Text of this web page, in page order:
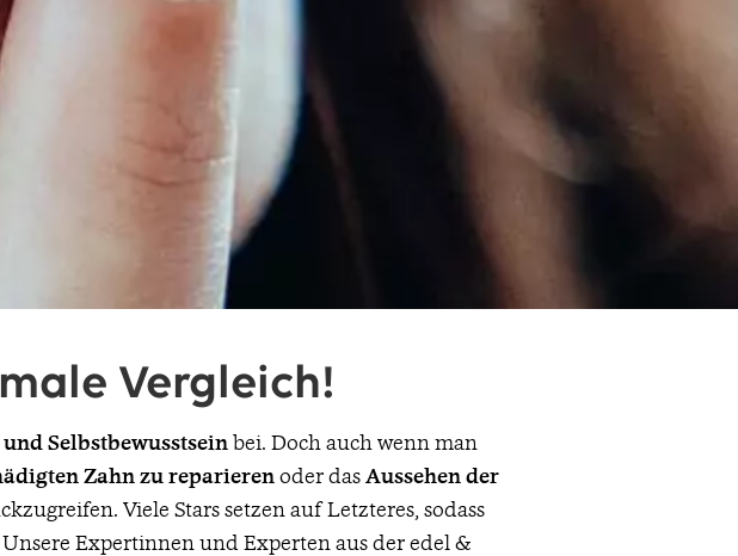
Vergleich!
Selbstbewusstseinbei. Doch auch wenn man
Zahn zu reparierenoder dasAussehen der
Viele Stars setzen auf Letzteres, sodass
Expertinnen und Experten aus der edel &